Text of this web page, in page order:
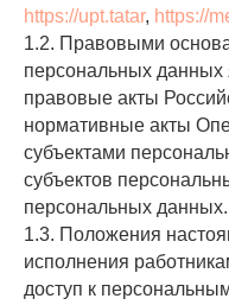
https://upt.tatar, https://
1.2. Правовыми
персональных
правовые акты
нормативные акты
субъектами
субъектов
персональных данных.
1.3. Положения
исполнения
доступ к